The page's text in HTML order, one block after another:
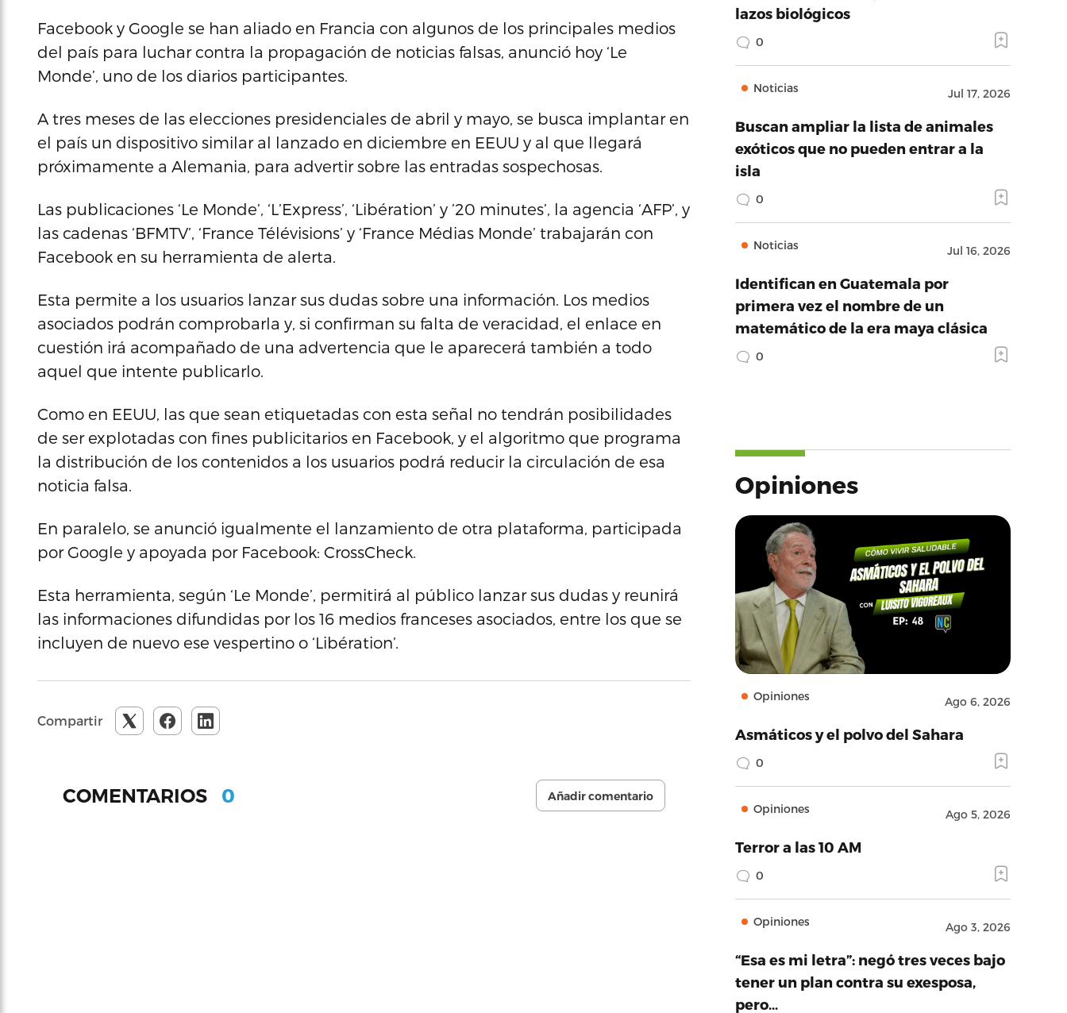
Facebook y Google se han aliado en Francia con algunos de los principales medios
del país para luchar contra la propagación de noticias falsas, anunció hoy ‘Le
Monde’, uno de los diarios participantes.
A tres meses de las elecciones presidenciales de abril y mayo, se busca implantar en
el país un dispositivo similar al lanzado en diciembre en EEUU y al que llegará
próximamente a Alemania, para advertir sobre las entradas sospechosas.
Las publicaciones ‘Le Monde’, ‘L’Express’, ‘Libération’ y ’20 minutes’, la agencia ‘AFP’, y
las cadenas ‘BFMTV’, ‘France Télévisions’ y ‘France Médias Monde’ trabajarán con
Facebook en su herramienta de alerta.
Esta permite a los usuarios lanzar sus dudas sobre una información. Los medios
asociados podrán comprobarla y, si confirman su falta de veracidad, el enlace en
cuestión irá acompañado de una advertencia que le aparecerá también a todo
aquel que intente publicarlo.
Como en EEUU, las que sean etiquetadas con esta señal no tendrán posibilidades
de ser explotadas con fines publicitarios en Facebook, y el algoritmo que programa
la distribución de los contenidos a los usuarios podrá reducir la circulación de esa
noticia falsa.
En paralelo, se anunció igualmente el lanzamiento de otra plataforma, participada
por Google y apoyada por Facebook: CrossCheck.
Esta herramienta, según ‘Le Monde’, permitirá al público lanzar sus dudas y reunirá
las informaciones difundidas por los 16 medios franceses asociados, entre los que se
incluyen de nuevo ese vespertino o ‘Libération’.
Compartir
COMENTARIOS 0 Añadir comentario
lazos biológicos
0
Noticias Jul 17, 2026
Buscan ampliar la lista de animales
exóticos que no pueden entrar a la
isla
0
Noticias Jul 16, 2026
Identifican en Guatemala por
primera vez el nombre de un
matemático de la era maya clásica
0
Opiniones
Opiniones Ago 6, 2026
Asmáticos y el polvo del Sahara
0
Opiniones Ago 5, 2026
Terror a las 10 AM
0
Opiniones Ago 3, 2026
“Esa es mi letra”: negó tres veces bajo
tener un plan contra su exesposa,
pero…